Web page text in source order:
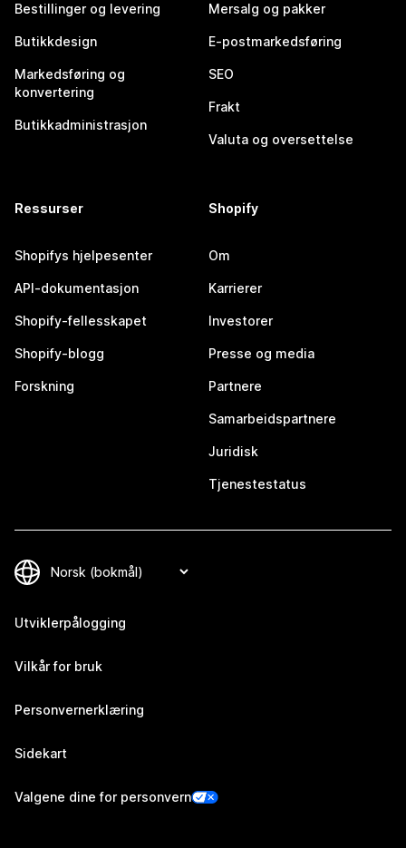
Bestillinger og levering
Butikkdesign
Markedsføring og
konvertering
Butikkadministrasjon
Mersalg og pakker
E-postmarkedsføring
SEO
Frakt
Valuta og oversettelse
Ressurser
Shopifys hjelpesenter
API-dokumentasjon
Shopify-fellesskapet
Shopify-blogg
Forskning
Shopify
Om
Karrierer
Investorer
Presse og media
Partnere
Samarbeidspartnere
Juridisk
Tjenestestatus
Utviklerpålogging
Vilkår for bruk
Personvernerklæring
Sidekart
Valgene dine for personvern